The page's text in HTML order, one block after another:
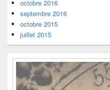
octobre 2016
septembre 2016
octobre 2015
juillet 2015